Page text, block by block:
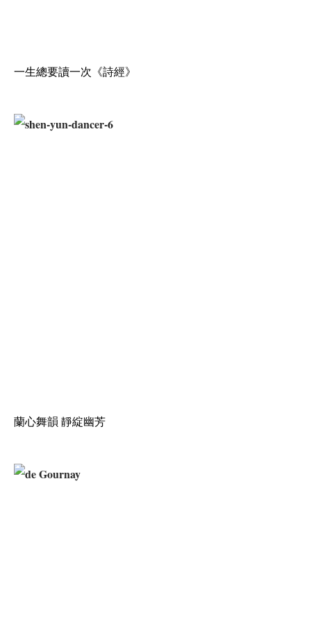
一生總要讀一次《詩經》
蘭心舞韻 靜綻幽芳